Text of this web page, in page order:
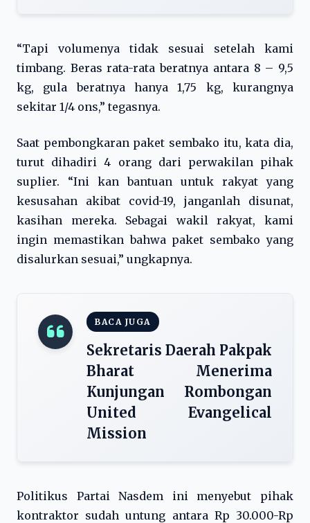
“Tapi volumenya tidak sesuai setelah kami
timbang. Beras rata-rata beratnya antara 8 – 9,5
kg, gula beratnya hanya 1,75 kg, kurangnya
sekitar 1/4 ons,” tegasnya.
Saat pembongkaran paket sembako itu, kata dia,
turut dihadiri 4 orang dari perwakilan pihak
suplier. “Ini kan bantuan untuk rakyat yang
kesusahan akibat covid-19, janganlah disunat,
kasihan mereka. Sebagai wakil rakyat, kami
ingin memastikan bahwa paket sembako yang
disalurkan sesuai,” ungkapnya.
BACA JUGA
Sekretaris Daerah Pakpak
Bharat Menerima
Kunjungan Rombongan
United Evangelical
Mission
Politikus Partai Nasdem ini menyebut pihak
kontraktor sudah untung antara Rp 30.000-Rp